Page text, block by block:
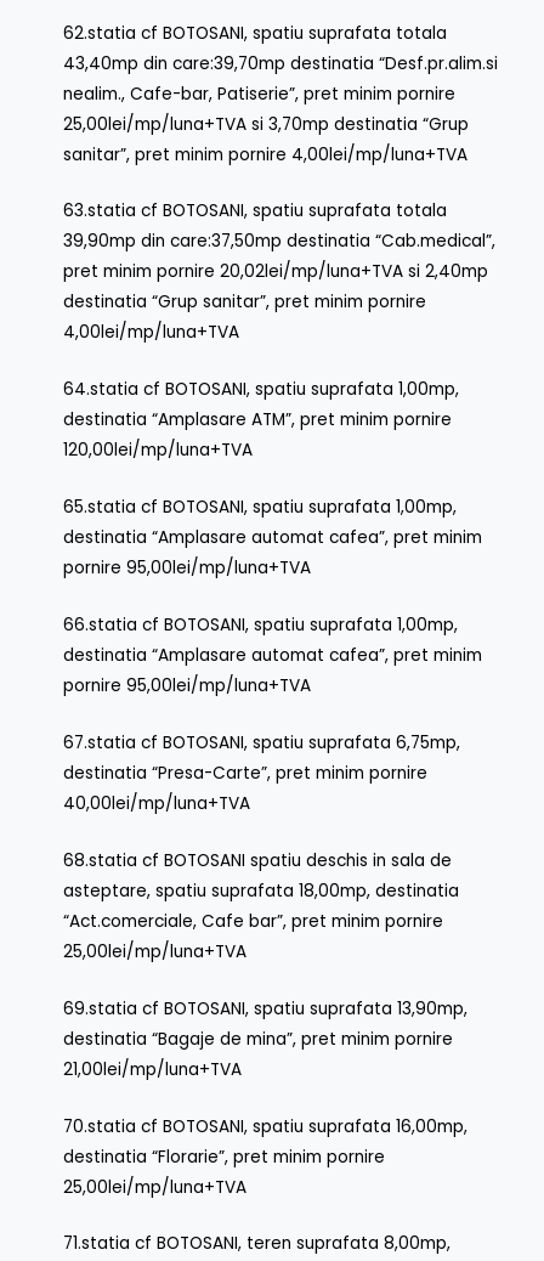
62.statia cf BOTOSANI, spatiu suprafata totala
43,40mp din care:39,70mp destinatia “Desf.pr.alim.si
nealim., Cafe-bar, Patiserie”, pret minim pornire
25,00lei/mp/luna+TVA si 3,70mp destinatia “Grup
sanitar”, pret minim pornire 4,00lei/mp/luna+TVA
63.statia cf BOTOSANI, spatiu suprafata totala
39,90mp din care:37,50mp destinatia “Cab.medical”,
pret minim pornire 20,02lei/mp/luna+TVA si 2,40mp
destinatia “Grup sanitar”, pret minim pornire
4,00lei/mp/luna+TVA
64.statia cf BOTOSANI, spatiu suprafata 1,00mp,
destinatia “Amplasare ATM”, pret minim pornire
120,00lei/mp/luna+TVA
65.statia cf BOTOSANI, spatiu suprafata 1,00mp,
destinatia “Amplasare automat cafea”, pret minim
pornire 95,00lei/mp/luna+TVA
66.statia cf BOTOSANI, spatiu suprafata 1,00mp,
destinatia “Amplasare automat cafea”, pret minim
pornire 95,00lei/mp/luna+TVA
67.statia cf BOTOSANI, spatiu suprafata 6,75mp,
destinatia “Presa-Carte”, pret minim pornire
40,00lei/mp/luna+TVA
68.statia cf BOTOSANI spatiu deschis in sala de
asteptare, spatiu suprafata 18,00mp, destinatia
“Act.comerciale, Cafe bar”, pret minim pornire
25,00lei/mp/luna+TVA
69.statia cf BOTOSANI, spatiu suprafata 13,90mp,
destinatia “Bagaje de mina”, pret minim pornire
21,00lei/mp/luna+TVA
70.statia cf BOTOSANI, spatiu suprafata 16,00mp,
destinatia “Florarie”, pret minim pornire
25,00lei/mp/luna+TVA
71.statia cf BOTOSANI, teren suprafata 8,00mp,